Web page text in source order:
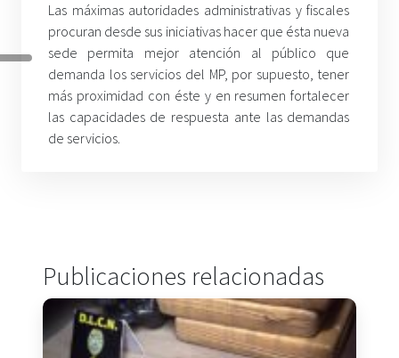
Las máximas autoridades administrativas y fiscales
procuran desde sus iniciativas hacer que ésta nueva
sede permita mejor atención al público que
demanda los servicios del MP, por supuesto, tener
más proximidad con éste y en resumen fortalecer
las capacidades de respuesta ante las demandas
de servicios.
Publicaciones relacionadas